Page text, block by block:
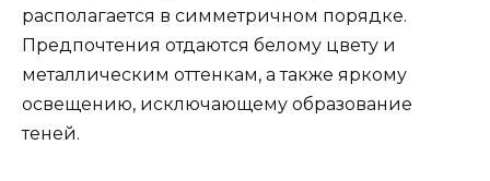
располагается в симметричном порядке.
Предпочтения отдаются белому цвету и
металлическим оттенкам, а также яркому
освещению, исключающему образование
теней.